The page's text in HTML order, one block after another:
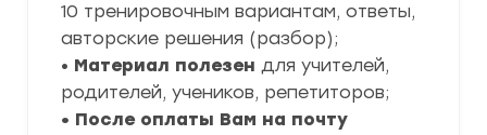
10 тренировочным вариантам, ответы,
авторские решения (разбор);
• Материал полезен для учителей,
родителей, учеников, репетиторов;
• После оплаты Вам на почту